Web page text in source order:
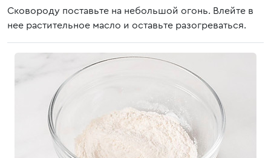
Сковороду поставьте на небольшой огонь. Влейте в
нее растительное масло и оставьте разогреваться.